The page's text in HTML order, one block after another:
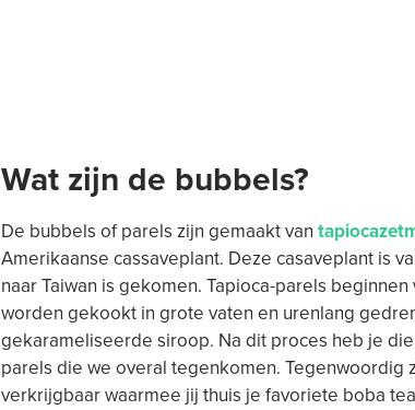
Wat zijn de bubbels?
De bubbels of parels zijn gemaakt van
Amerikaanse cassaveplant. Deze casaveplant is
naar Taiwan is gekomen. Tapioca-parels
worden gekookt in grote vaten en urenlang
gekarameliseerde siroop. Na dit proces heb je
parels die we overal tegenkomen. Tegenwoordig
verkrijgbaar waarmee jij thuis je favoriete boba